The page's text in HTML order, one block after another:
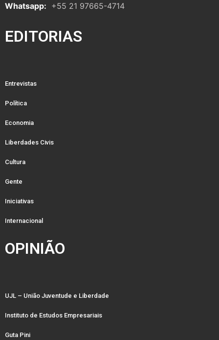
Whatsapp: +55 21 97665-4714
EDITORIAS
Entrevistas
Política
Economia
Liberdades Civis
Cultura
Gente
Iniciativas
Internacional
OPINIÃO
UJL – União Juventude e Liberdade
Instituto de Estudos Empresariais
Guta Pini